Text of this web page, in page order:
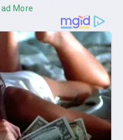
More